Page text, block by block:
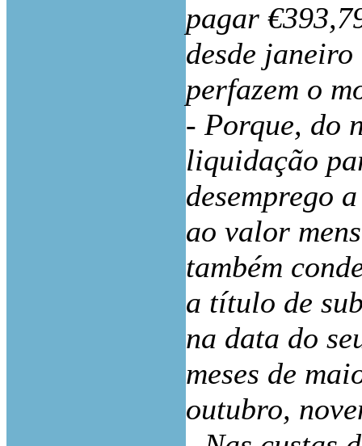
pagar
desde
perfazem o
- Porque, do
liquidação
desemprego
ao valor
também
a título de
na data do
meses de
outubro,